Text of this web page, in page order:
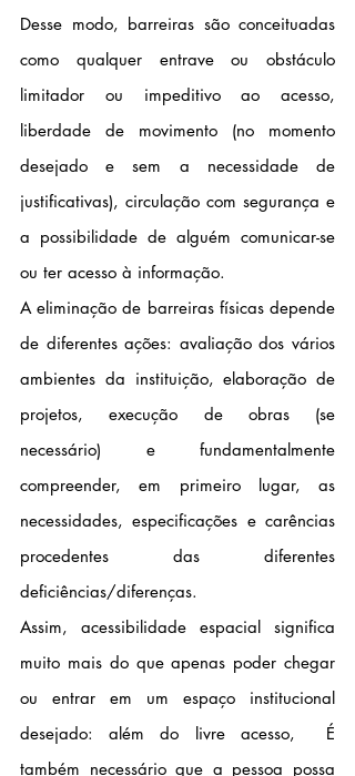
Desse modo, barreiras são conceituadas
como qualquer entrave ou obstáculo
limitador ou impeditivo ao acesso,
liberdade de movimento (no momento
desejado e sem a necessidade de
justificativas), circulação com segurança e
a possibilidade de alguém comunicar-se
ou ter acesso à informação.
A eliminação de barreiras físicas depende
de diferentes ações: avaliação dos vários
ambientes da instituição, elaboração de
projetos, execução de obras (se
necessário) e fundamentalmente
compreender, em primeiro lugar, as
necessidades, especificações e carências
procedentes das diferentes
deficiências/diferenças.
Assim, acessibilidade espacial significa
muito mais do que apenas poder chegar
ou entrar em um espaço institucional
desejado: além do livre acesso,  É
também necessário que a pessoa possa